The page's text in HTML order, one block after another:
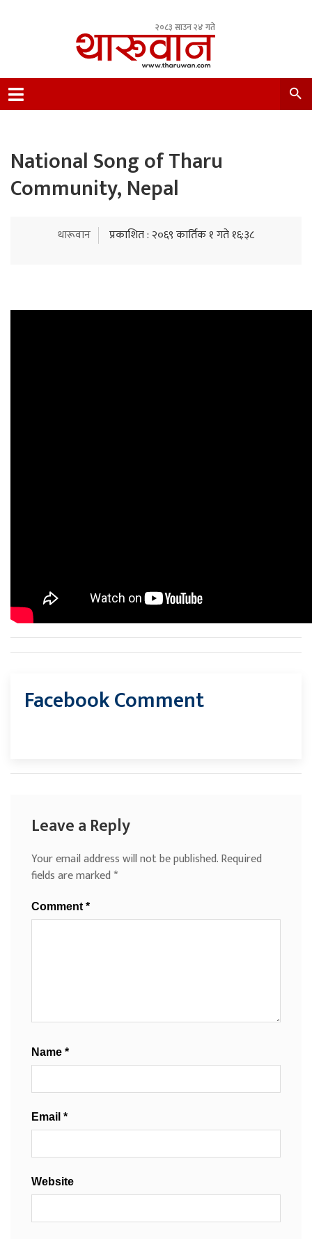
२०८३ साउन २४ गते
Nepal.
National Song of Tharu
Community, Nepal
थारूवान प्रकाशित : २०६९ कार्तिक १ गते १६:३८
Facebook Comment
Leave a Reply
Your email address will not be published.Required
fields are marked*
Comment *
Name *
Email *
Website